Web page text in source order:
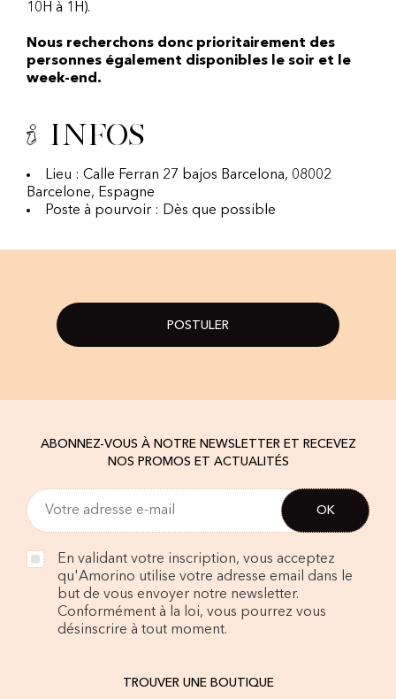
10H à 1H).
Nous recherchons donc prioritairement des
personnes également disponibles le soir et le
week-end.
Infos
Lieu : Calle Ferran 27 bajos Barcelona, 08002
Barcelone, Espagne
Poste à pourvoir : Dès que possible
POSTULER
ABONNEZ-VOUS À NOTRE NEWSLETTER ET RECEVEZ
NOS PROMOS ET ACTUALITÉS
En validant votre inscription, vous acceptez
qu'Amorino utilise votre adresse email dans le
but de vous envoyer notre newsletter.
Conformément à la loi, vous pourrez vous
désinscrire à tout moment.
TROUVER UNE BOUTIQUE